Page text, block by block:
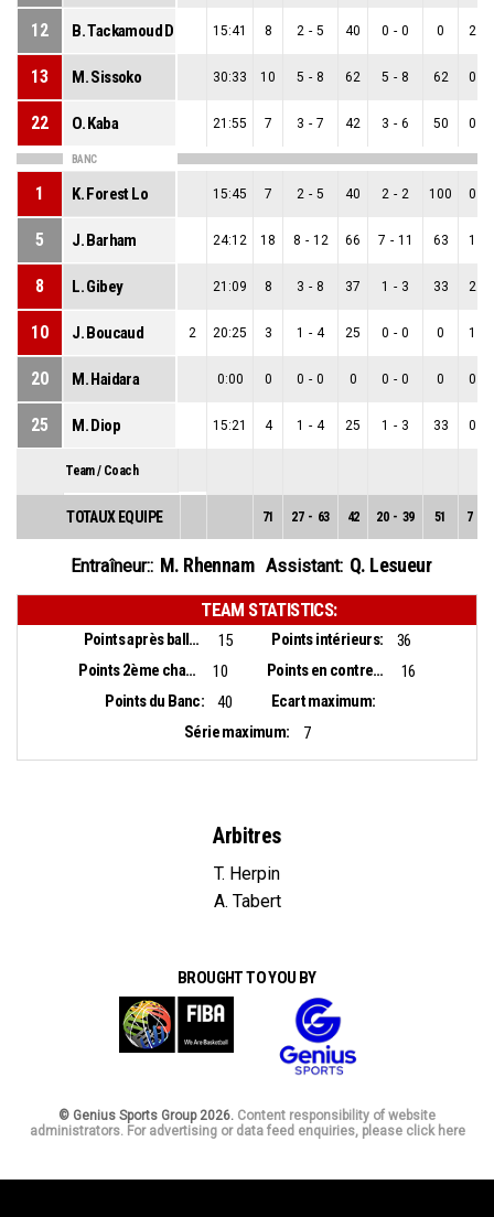
12 B. Tackamoud De La Croix15:41 8 2 - 5 40 0 - 0 0 2
13 M. Sissoko 30:33 10 5 - 8 62 5 - 8 62 0
22 O. Kaba 21:55 7 3 - 7 42 3 - 6 50 0
BANC
1 K. Forest Lo 15:45 7 2 - 5 40 2 - 2 100 0
5 J. Barham 24:12 18 8 - 12 66 7 - 11 63 1
8 L. Gibey 21:09 8 3 - 8 37 1 - 3 33 2
10 J. Boucaud 2 20:25 3 1 - 4 25 0 - 0 0 1
20 M. Haidara 0:00 0 0 - 0 0 0 - 0 0 0
25 M. Diop 15:21 4 1 - 4 25 1 - 3 33 0
Team / Coach
TOTAUX EQUIPE 71 27 - 63 42 20 - 39 51 7
Entraîneur:: M. Rhennam Assistant: Q. Lesueur
TEAM STATISTICS:
Points après balles perdues: 15 Points intérieurs:
36
Points 2ème chance:
10 Points en contre-attaque:
16
Points du Banc:
40
Ecart maximum:
Série maximum:
7
Arbitres
T. Herpin
A. Tabert
BROUGHT TO YOU BY
© Genius Sports Group 2026. Content responsibility of website
administrators. For advertising or data feed enquiries, please click here